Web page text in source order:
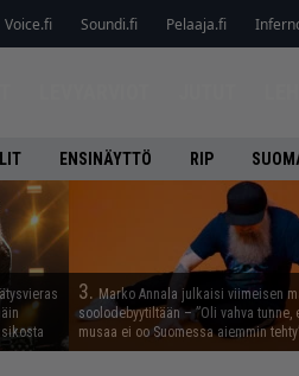
Voice.fi Soundi.fi Pelaaja.fi
ENSINÄYTTÖ RIP
3. Marko Annala julkaisi viimeisen
soolodebyytiltään – ”Oli vahva tunne,
musaa ei oo Suomessa aiemmin